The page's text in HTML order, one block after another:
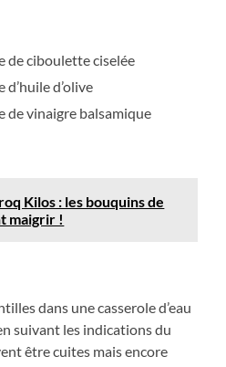
de ciboulette ciselée
d’huile d’olive
de vinaigre balsamique
Kilos : les bouquins de
maigrir !
dans une casserole d’eau
suivant les indications du
être cuites mais encore